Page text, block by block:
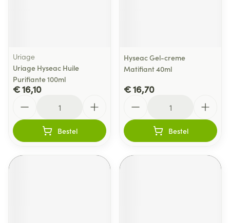
Uriage
Uriage Hyseac Huile
Purifiante 100ml
€ 16,10
Bestel
Hyseac Gel-creme
Matifiant 40ml
€ 16,70
Bestel